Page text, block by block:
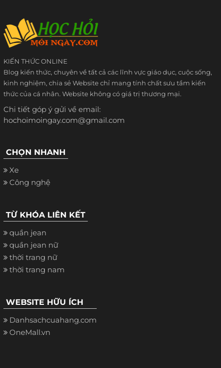
KIẾN THỨC ONLINE
Blog kiến thức, chuyên về tất cả các lĩnh vực giáo dục, cuộc sống,
kinh nghiệm, chia sẻ Website chỉ mang tính chất sưu tầm kiến
thức của cá nhân. Website không có giá trị thương mại.
Chi tiết góp ý gửi về email:
hochoimoingay.com@gmail.com
CHỌN NHANH
Xe
Công nghệ
TỪ KHÓA LIÊN KẾT
quần jean
quần jean nữ
thời trang nữ
thời trang nam
WEBSITE HỮU ÍCH
Danhsachcuahang.com
OneMall.vn